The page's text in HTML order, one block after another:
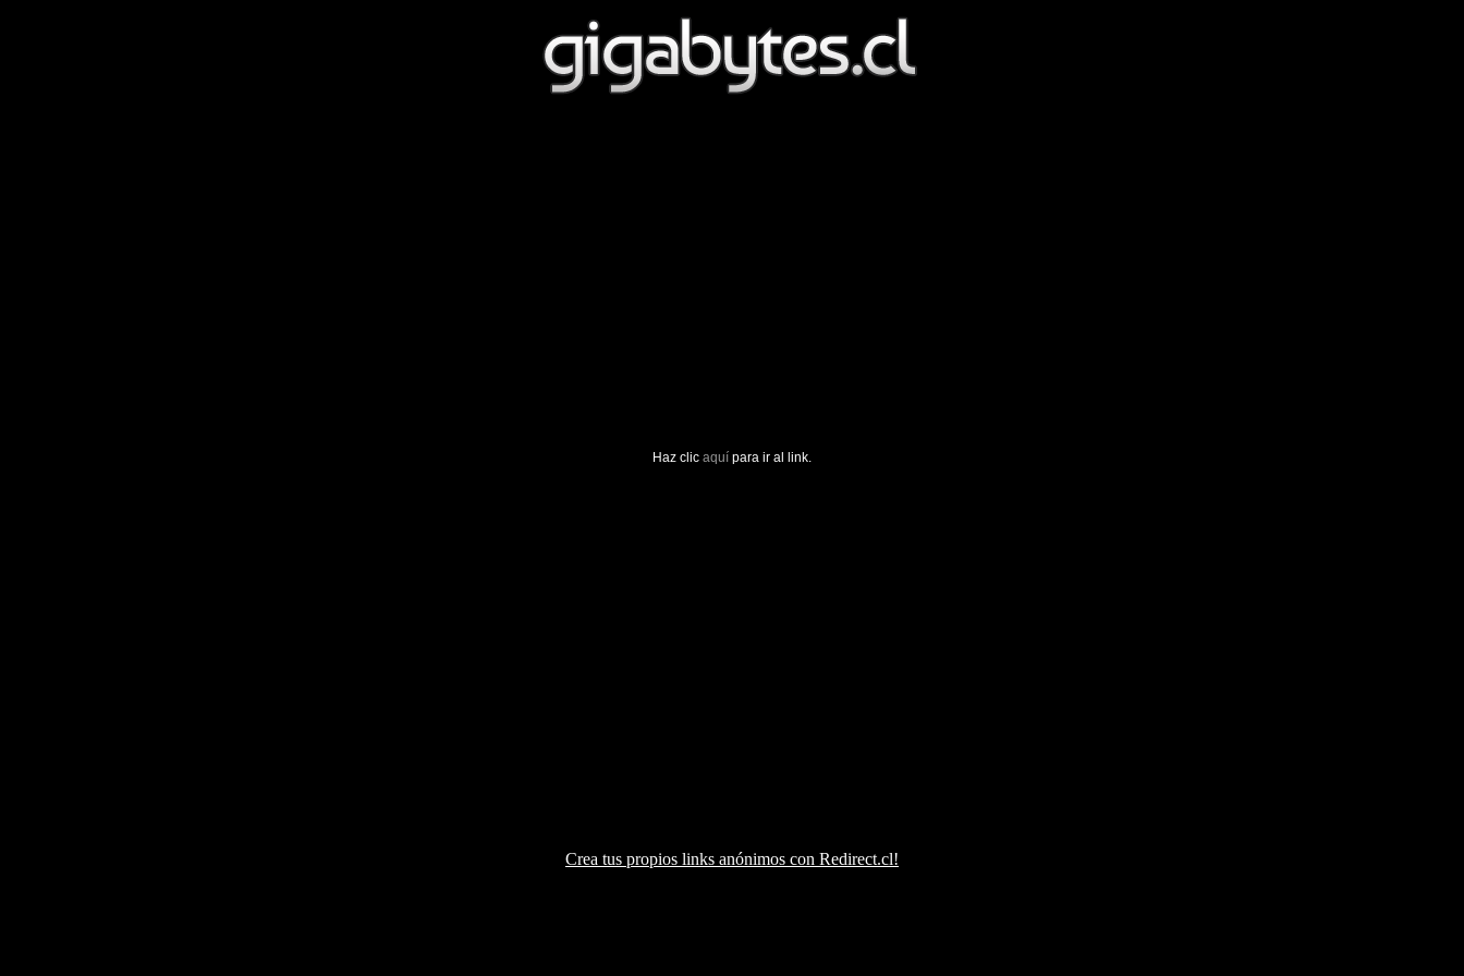
Haz clic aquí para ir al link.
Crea tus propios links anónimos con Redirect.cl!